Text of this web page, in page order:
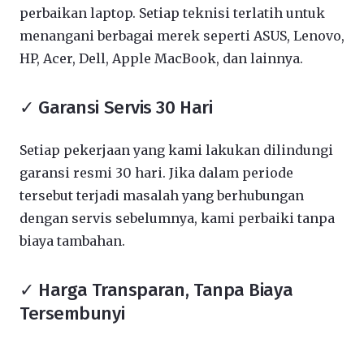
perbaikan laptop. Setiap teknisi terlatih untuk
menangani berbagai merek seperti ASUS, Lenovo,
HP, Acer, Dell, Apple MacBook, dan lainnya.
✓ Garansi Servis 30 Hari
Setiap pekerjaan yang kami lakukan dilindungi
garansi resmi 30 hari. Jika dalam periode
tersebut terjadi masalah yang berhubungan
dengan servis sebelumnya, kami perbaiki tanpa
biaya tambahan.
✓ Harga Transparan, Tanpa Biaya
Tersembunyi